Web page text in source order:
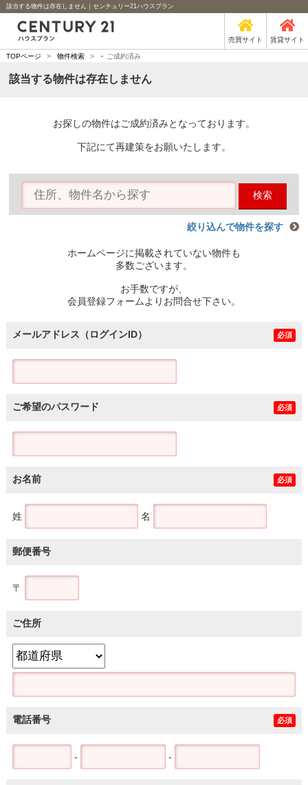
該当する物件は存在しません｜センチュリー21ハウスプラン
売買サイト 賃貸サイト
TOPページ > 物件検索 > - ご成約済み
該当する物件は存在しません
お探しの物件はご成約済みとなっております。
下記にて再建策をお願いたします。
検索
絞り込んで物件を探す
ホームページに掲載されていない物件も
多数ございます。
お手数ですが、
会員登録フォームよりお問合せ下さい。
メールアドレス（ログインID） 必須
ご希望のパスワード 必須
お名前 必須
姓 名
郵便番号
〒
ご住所
電話番号 必須
- -